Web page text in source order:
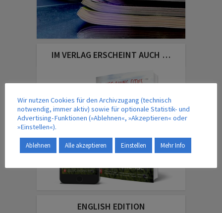
IM VERLAG ERSCHEINT AUCH …
ENGLISH EDITION
Wir nutzen Cookies für den Archivzugang (technisch
notwendig, immer aktiv) sowie für optionale Statistik- und
Advertising-Funktionen (»Ablehnen«, »Akzeptieren« oder
»Einstellen«).
Ablehnen Alle akzeptieren Einstellen Mehr Info